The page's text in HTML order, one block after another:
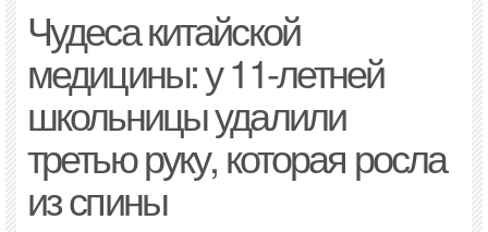
Чудеса китайской
медицины: у 11-летней
школьницы удалили
третью руку, которая росла
из спины